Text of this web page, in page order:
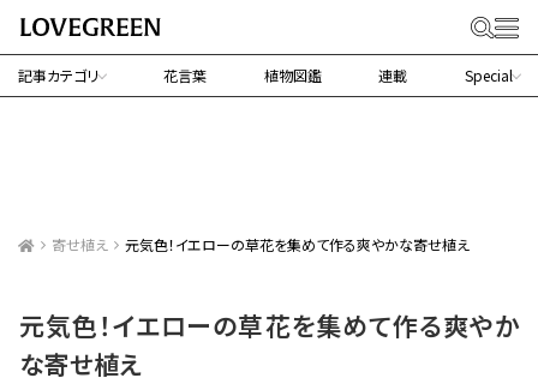
記事カテゴリ 花言葉 植物図鑑 連載 Special
寄せ植え 元気色！イエローの草花を集めて作る爽やかな寄せ植え
元気色！イエローの草花を集めて作る爽やか
な寄せ植え